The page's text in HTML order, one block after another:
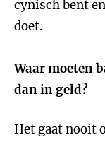
cynisch bent
doet.
Waar moeten
dan in geld?
Het gaat nooit